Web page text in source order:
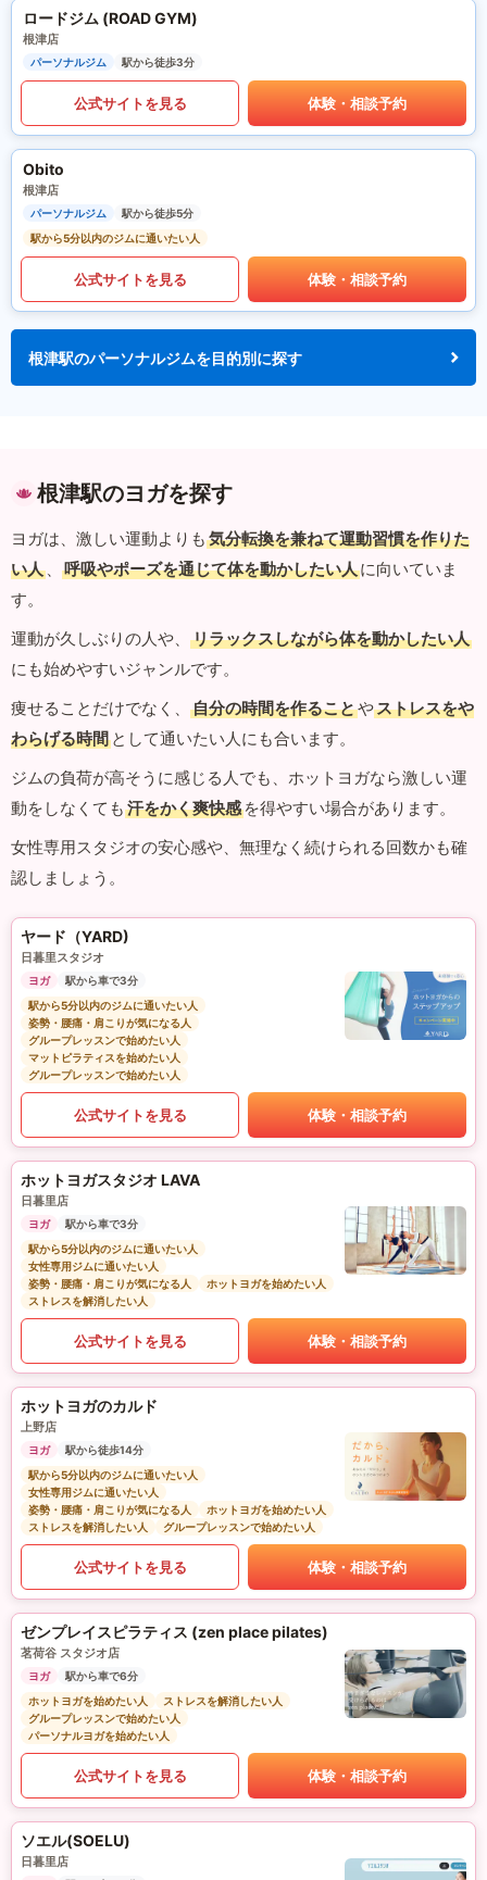
ロードジム (ROAD GYM)
根津店
パーソナルジム 駅から徒歩3分
公式サイトを見る 体験・相談予約
Obito
根津店
パーソナルジム
駅から徒歩5分
駅から5分以内のジムに通いたい人
公式サイトを見る 体験・相談予約
根津駅のパーソナルジムを目的別に探す
根津駅のヨガを探す
ヨガは、激しい運動よりも 気分転換を兼ねて運動習慣を作りた
い人 、 呼吸やポーズを通じて体を動かしたい人に向いていま
す。
運動が久しぶりの人や、
リラックスしながら体を動かしたい人
にも始めやすいジャンルです。
痩せることだけでなく、
自分の時間を作ることやストレスをや
わらげる時間 として通いたい人にも合います。
ジムの負荷が高そうに感じる人でも、ホットヨガなら激しい運
動をしなくても 汗をかく爽快感 を得やすい場合があります。
女性専用スタジオの安心感や、無理なく続けられる回数かも確
認しましょう。
ヤード（YARD)
日暮里スタジオ
ヨガ
駅から車で3分
駅から5分以内のジムに通いたい人
姿勢・腰痛・肩こりが気になる人
グループレッスンで始めたい人
マットピラティスを始めたい人
グループレッスンで始めたい人
公式サイトを見る 体験・相談予約
ホットヨガスタジオ LAVA
日暮里店
ヨガ
駅から車で3分
駅から5分以内のジムに通いたい人
女性専用ジムに通いたい人
姿勢・腰痛・肩こりが気になる人
ホットヨガを始めたい人
ストレスを解消したい人
公式サイトを見る 体験・相談予約
ホットヨガのカルド
上野店
ヨガ
駅から徒歩14分
駅から5分以内のジムに通いたい人
女性専用ジムに通いたい人
姿勢・腰痛・肩こりが気になる人
ホットヨガを始めたい人
ストレスを解消したい人
グループレッスンで始めたい人
公式サイトを見る 体験・相談予約
ゼンプレイスピラティス (zen place pilates)
茗荷谷 スタジオ店
ヨガ
駅から車で6分
ホットヨガを始めたい人
ストレスを解消したい人
グループレッスンで始めたい人
パーソナルヨガを始めたい人
公式サイトを見る 体験・相談予約
ソエル(SOELU)
日暮里店